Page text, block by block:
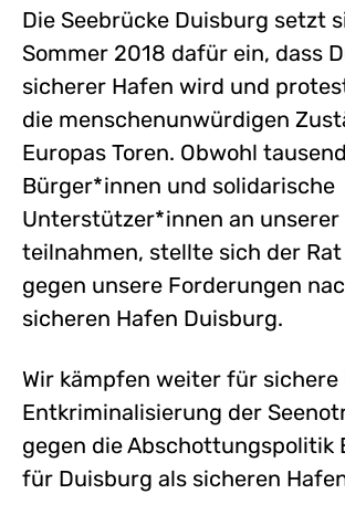
Die Seebrücke Duisburg setzt
Sommer 2018 dafür ein, dass
sicherer Hafen wird und
die menschenunwürdigen
Europas Toren. Obwohl
Bürger*innen und solidarische
Unterstützer*innen an unserer
teilnahmen, stellte sich der
gegen unsere Forderungen
sicheren Hafen Duisburg.
Wir kämpfen weiter für
Entkriminalisierung der
gegen die Abschottungspolitik
für Duisburg als sicheren